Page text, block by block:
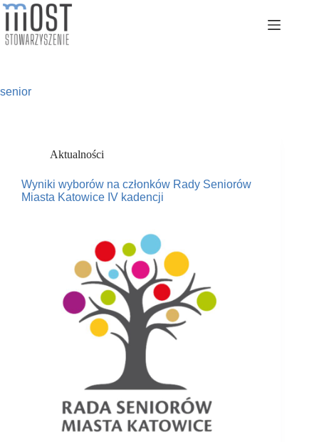
Przejdź
treści
senior
Aktualności
Wyniki wyborów na członków Rady Seniorów
Miasta Katowice IV kadencji